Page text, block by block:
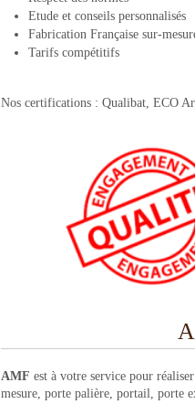
Etude et conseils personnalisés
Fabrication Française sur-
Tarifs compétitifs
Nos certifications : Qualibat, ECO
AMF est à votre service pour
mesure, porte palière, portail, porte